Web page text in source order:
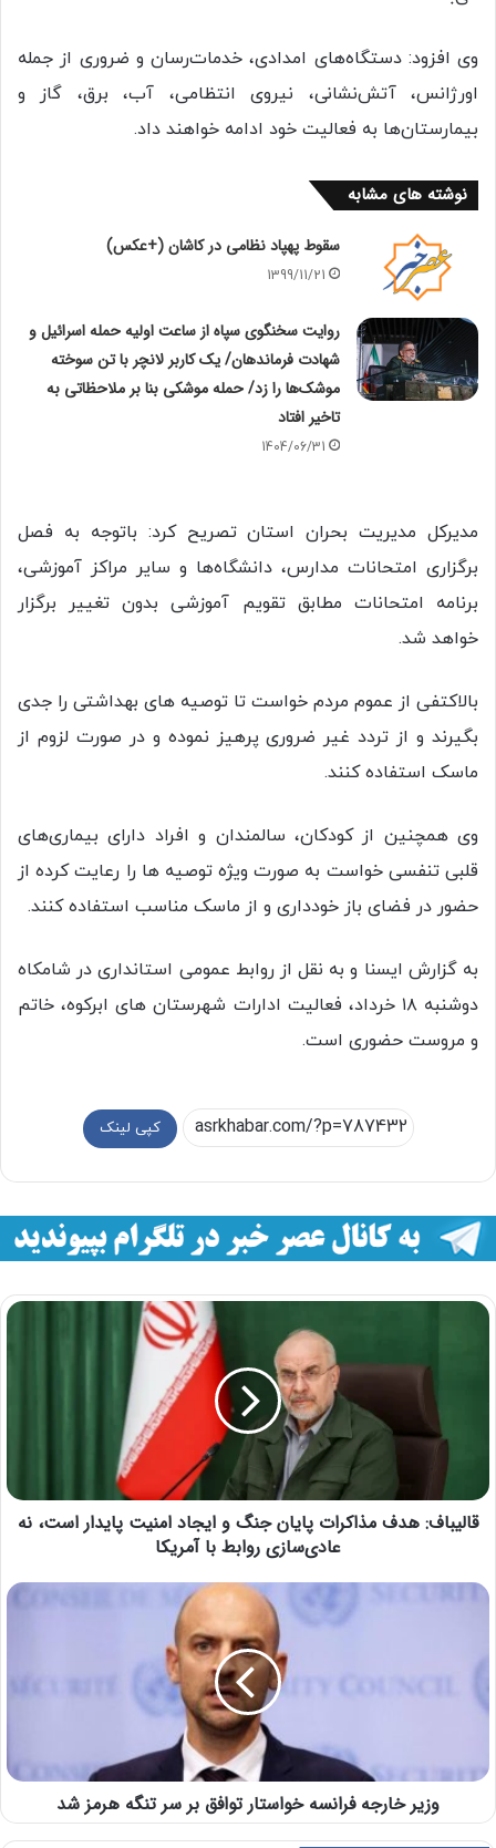
وی افزود: دستگاه‌های امدادی، خدمات‌رسان و ضروری از جمله
اورژانس، آتش‌نشانی، نیروی انتظامی، آب، برق، گاز و
بیمارستان‌ها به فعالیت خود ادامه خواهند داد.
نوشته های مشابه
سقوط پهپاد نظامی در کاشان (+عکس)
1399/11/21
روایت سخنگوی سپاه از ساعت اولیه حمله اسرائیل و
شهادت فرماندهان/ یک کاربر لانچر با تن سوخته
موشک‌ها را زد/ حمله موشکی بنا بر ملاحظاتی به
تاخیر افتاد
1404/06/31
مدیرکل مدیریت بحران استان تصریح کرد: باتوجه به فصل
برگزاری امتحانات مدارس، دانشگاه‌ها و سایر مراکز آموزشی،
برنامه امتحانات مطابق تقویم آموزشی بدون تغییر برگزار
خواهد شد.
بالاکتفی از عموم مردم خواست تا توصیه های بهداشتی را جدی
بگیرند و از تردد غیر ضروری پرهیز نموده و در صورت لزوم از
ماسک استفاده کنند.
وی همچنین از کودکان، سالمندان و افراد دارای بیماری‌های
قلبی تنفسی خواست به صورت ویژه توصیه ها را رعایت کرده از
حضور در فضای باز خودداری و از ماسک مناسب استفاده کنند.
به گزارش ایسنا و به نقل از روابط عمومی استانداری در شامکاه
دوشنبه ۱۸ خرداد، فعالیت ادارات شهرستان های ابرکوه، خاتم
و مروست حضوری است.
کپی لینک
قالیباف: هدف مذاکرات پایان جنگ و ایجاد امنیت پایدار است، نه
عادی‌سازی روابط با آمریکا
وزیر خارجه فرانسه خواستار توافق بر سر تنگه هرمز شد